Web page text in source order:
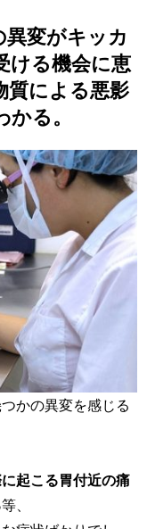
異変がキッカ
ける機会に恵
質による悪影
る。
かの異変を感じる
起こる胃付近の痛
等、